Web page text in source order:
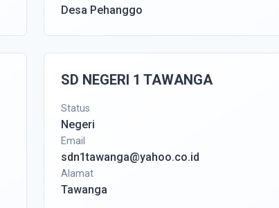
Desa Pehanggo
SD NEGERI 1 TAWANGA
Status
Negeri
Email
sdn1tawanga@yahoo.co.id
Alamat
Tawanga